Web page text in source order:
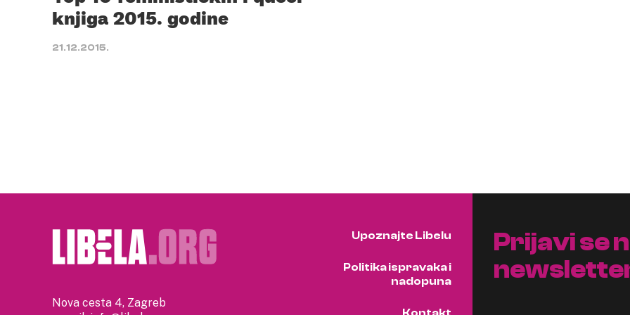
knjiga 2015. godine
21.12.2015.
Nova cesta 4, Zagreb
Upoznajte Libelu
Politika ispravaka i
nadopuna
Prijavi se